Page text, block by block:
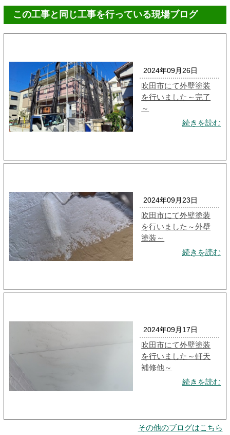
この工事と同じ工事を行っている現場ブログ
2024年09月26日
吹田市にて外壁塗装
を行いました～完了
～
続きを読む
2024年09月23日
吹田市にて外壁塗装
を行いました～外壁
塗装～
続きを読む
2024年09月17日
吹田市にて外壁塗装
を行いました～軒天
補修他～
続きを読む
その他のブログはこちら